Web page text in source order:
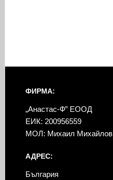
ФИРМА:
„Анастас-Ф” ЕООД
ЕИК: 200956559
МОЛ: Михаил Михайлов
АДРЕС:
България